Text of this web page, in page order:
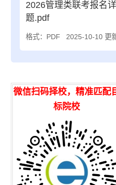
2026管理类联考报名
题.pdf
格式：PDF 2025-10-10 更
微信扫码择校，精准匹配
标院校